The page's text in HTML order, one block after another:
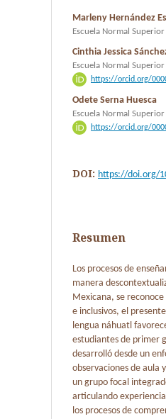
Marleny Hernández
Escuela Normal
Cinthia Jessica
Escuela Normal
https://orcid.org/
Odete Serna Huesca
Escuela Normal
https://orcid.org/
DOI: https://doi.org/
Resumen
Los procesos de
manera
Mexicana, se
e inclusivos, el
lengua náhuatl
estudiantes de primer
desarrolló desde un
observaciones de aula
un grupo focal
articulando
los procesos de